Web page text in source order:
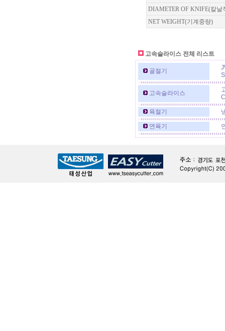
DIAMETER OF KNIFE(칼날
NET WEIGHT(기계중량)
고속슬라이스 전체 리스트
골절기
S
고속슬라이스
육절기
연육기